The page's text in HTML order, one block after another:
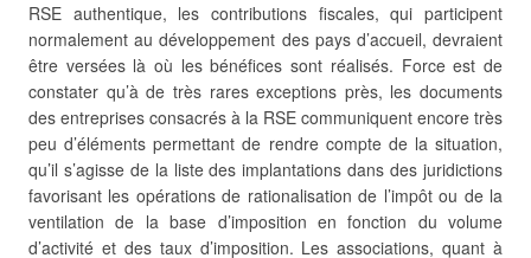
RSE authentique, les contributions fiscales, qui participent
normalement au développement des pays d’accueil, devraient
être versées là où les bénéfices sont réalisés. Force est de
constater qu’à de très rares exceptions près, les documents
des entreprises consacrés à la RSE communiquent encore très
peu d’éléments permettant de rendre compte de la situation,
qu’il s’agisse de la liste des implantations dans des juridictions
favorisant les opérations de rationalisation de l’impôt ou de la
ventilation de la base d’imposition en fonction du volume
d’activité et des taux d’imposition. Les associations, quant à